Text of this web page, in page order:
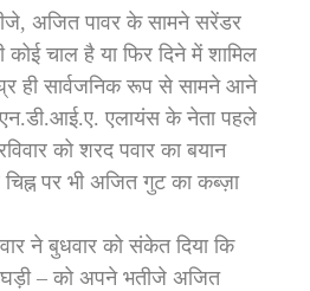
अजित पावर के सामने सरेंडर
चाल है या फिर दिने में शामिल
ही सार्वजनिक रूप से सामने आने
एलायंस के नेता पहले
को शरद पवार का बयान
चिह्न पर भी अजित गुट का कब्ज़ा
ने बुधवार को संकेत दिया कि
घड़ी – को अपने भतीजे अजित